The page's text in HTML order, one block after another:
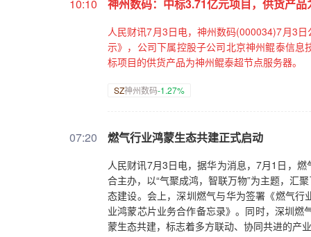
10:10 神州数码：中标3.71亿元项目，供货产
人民财讯7月3日电，神州数码(000034)7月3
示》，公司下属控股子公司北京神州鲲泰信
标项目的供货产品为神州鲲泰超节点服务器。
SZ神州数码-1.27%
07:20 燃气行业鸿蒙生态共建正式启动
人民财讯7月3日电，据华为消息，7月1日，
合主办，以“气聚成鸿，智联万物”为主题，汇
态建设。会上，深圳燃气与华为签署《燃气
业鸿蒙芯片业务合作备忘录》。同时，深圳
蒙生态共建，标志着多方联动、协同共进的产